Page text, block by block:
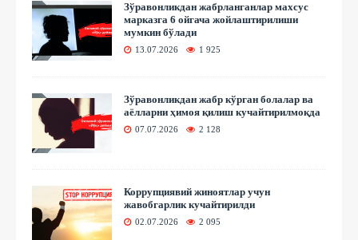
Зўравонликдан жабрланганлар махсус
марказга 6 ойгача жойлаштирилиши
мумкин бўлади
13.07.2026 1 925
Зўравонликдан жабр кўрган болалар ва
аёлларни ҳимоя қилиш кучайтирилмоқда
07.07.2026 2 128
Коррупциявий жиноятлар учун
жавобгарлик кучайтирилди
02.07.2026 2 095